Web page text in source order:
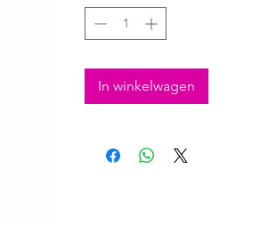
In winkelwagen